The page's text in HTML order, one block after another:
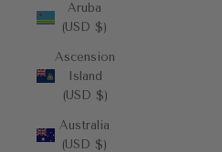
Aruba
(USD $)
Ascension
Island
(USD $)
Australia
(USD $)